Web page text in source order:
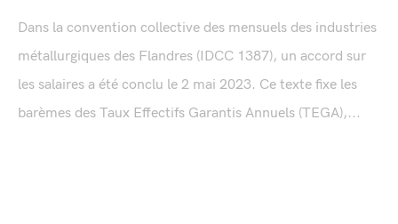
Dans la convention collective des mensuels des industries
métallurgiques des Flandres (IDCC 1387), un accord sur
les salaires a été conclu le 2 mai 2023. Ce texte fixe les
barèmes des Taux Effectifs Garantis Annuels (TEGA),...